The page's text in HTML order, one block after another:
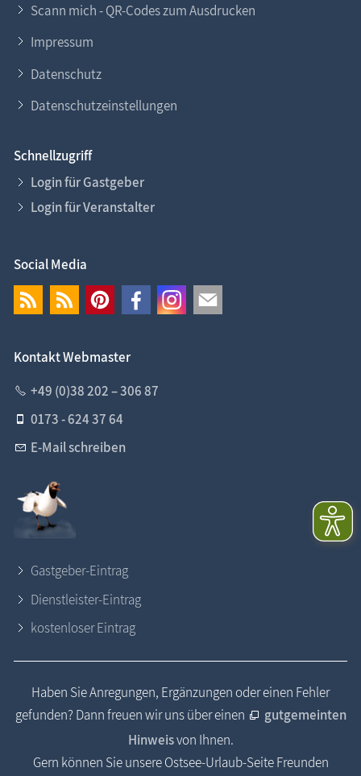
Scann mich - QR-Codes zum Ausdrucken
Impressum
Datenschutz
Datenschutzeinstellungen
Schnellzugriff
Login für Gastgeber
Login für Veranstalter
Social Media
Kontakt Webmaster
+49 (0)38 202 – 306 87
0173 - 624 37 64
E-Mail schreiben
Gastgeber-Eintrag
Dienstleister-Eintrag
kostenloser Eintrag
Haben Sie Anregungen, Ergänzungen oder einen Fehler
gefunden? Dann freuen wir uns über einen
gutgemeinten
Hinweisvon Ihnen.
Gern können Sie unsere Ostsee-Urlaub-Seite Freunden